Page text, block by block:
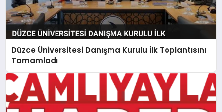
Düzce Üniversitesi Danışma Kurulu İlk Toplantısını
Tamamladı